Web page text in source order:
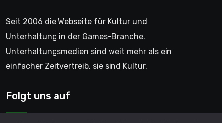
Seit 2006 die Webseite für Kultur und
Unterhaltung in der Games-Branche.
Unterhaltungsmedien sind weit mehr als ein
einfacher Zeitvertreib, sie sind Kultur.
Folgt uns auf